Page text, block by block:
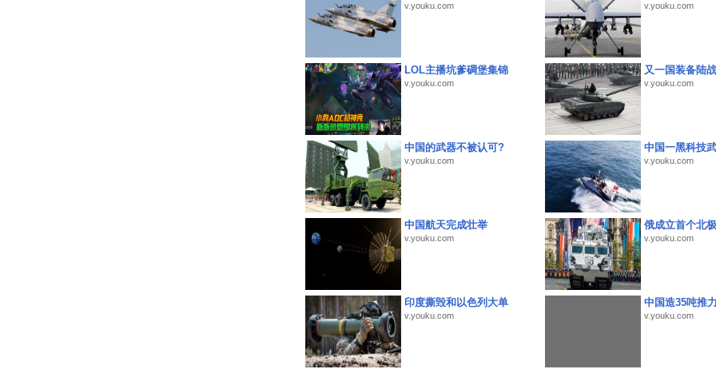
v.youku.com v.youku.com
LOL主播坑爹碉堡集锦
v.youku.com
又一国装备陆
v.youku.com
中国的武器不被认可?
v.youku.com
中国一黑科技
v.youku.com
中国航天完成壮举
v.youku.com
俄成立首个北
v.youku.com
印度撕毁和以色列大单
v.youku.com
中国造35吨推
v.youku.com